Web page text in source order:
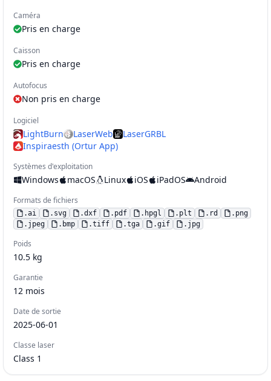
Caméra
Pris en charge
Caisson
Pris en charge
Autofocus
Non pris en charge
Logiciel
LightBurn LaserWeb
LaserGRBL
Inspiraesth (Ortur App)
Systèmes d'exploitation
Windows macOS Linux iOS iPadOS Android
Formats de fichiers
.ai . svg .dxf . pdf . hpgl . plt . rd . png
. jpeg . bmp .tiff .tga .gif . jpg
Poids
10.5 kg
Garantie
12 mois
Date de sortie
2025-06-01
Classe laser
Class 1